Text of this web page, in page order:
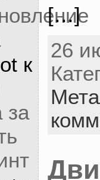
к
за
[…]
26